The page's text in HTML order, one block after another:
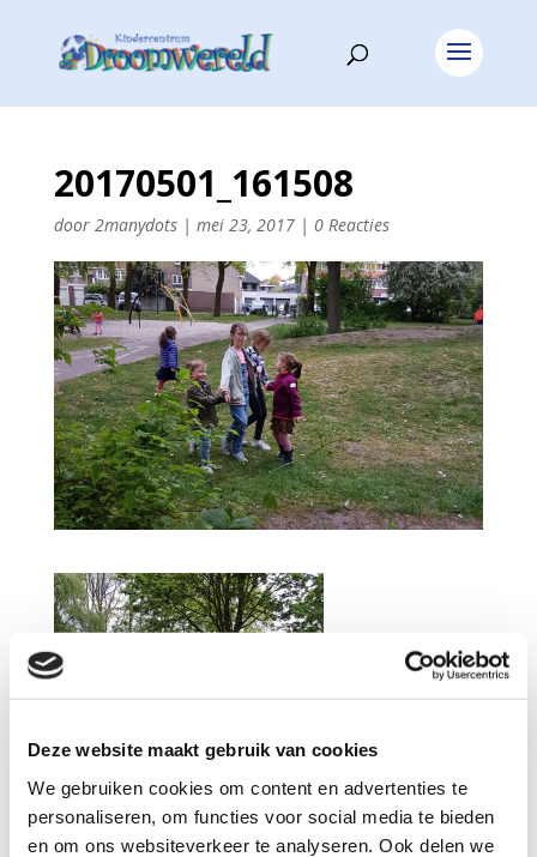
Deze website maakt gebruik van cookies
We gebruiken cookies om content en advertenties te
personaliseren, om functies voor social media te bieden
en om ons websiteverkeer te analyseren. Ook delen we
20170501_161508
door 2manydots| mei 23, 2017| 0 Reacties